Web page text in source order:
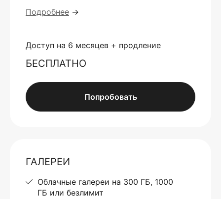
Подробнее →
Доступ на 6 месяцев + продление
БЕСПЛАТНО
Попробовать
ГАЛЕРЕИ
Облачные галереи на 300 ГБ, 1000
ГБ или безлимит